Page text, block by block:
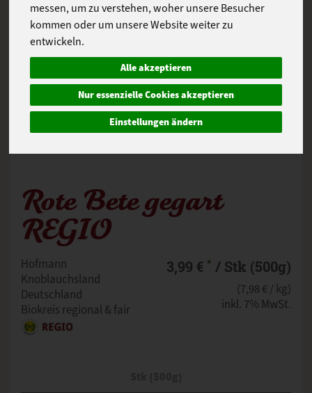
messen, um zu verstehen, woher unsere Besucher
kommen oder um unsere Website weiter zu
entwickeln.
Alle akzeptieren
Nur essenzielle Cookies akzeptieren
Einstellungen ändern
Rote Bete gegart
REGIO
Hofmann
Knoblauchsland
Deutschland
Biokreis regional & fair
3,99 € * / Stk (500g)
(7,98 € / kg)
inkl. 7% MwSt.